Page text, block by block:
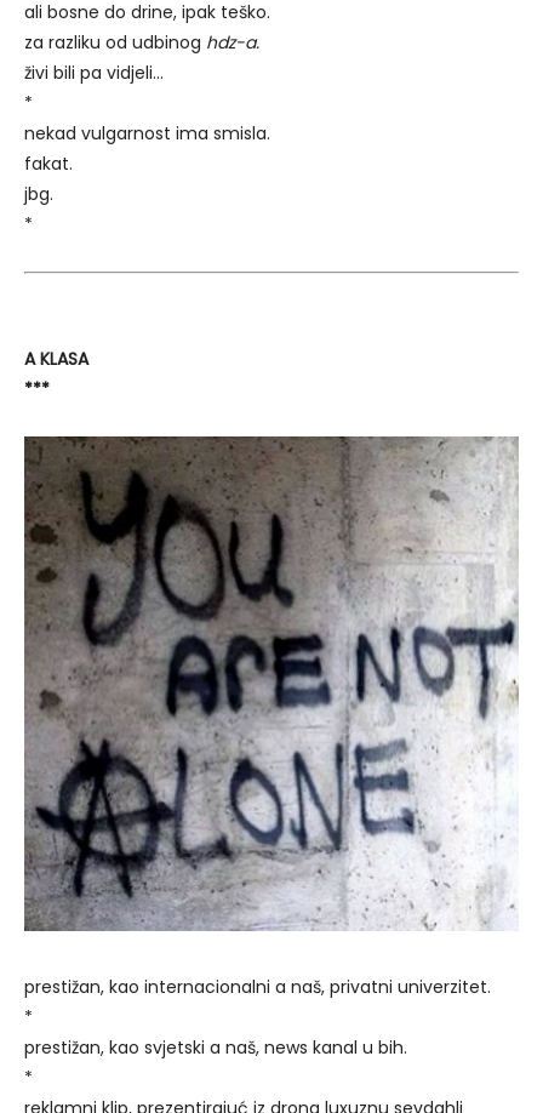
ali bosne do drine, ipak teško.
za razliku od udbinog hdz-a.
živi bili pa vidjeli…
*
nekad vulgarnost ima smisla.
fakat.
jbg.
*
A KLASA
***
prestižan, kao internacionalni a naš, privatni univerzitet.
*
prestižan, kao svjetski a naš, news kanal u bih.
*
reklamni klip, prezentirajuć iz drona luxuznu sevdahli